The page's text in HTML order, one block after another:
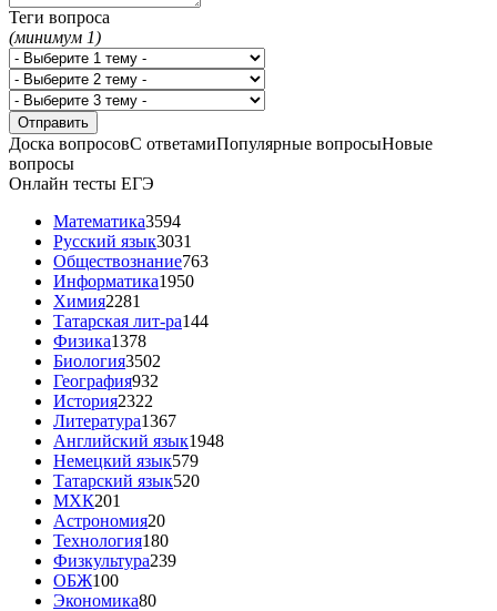
Теги вопроса
(минимум 1)
Доска вопросовС ответамиПопулярные вопросыНовые
вопросы
Онлайн тесты ЕГЭ
Математика3594
Русский язык3031
Обществознание763
Информатика1950
Химия2281
Татарская лит-ра144
Физика1378
Биология3502
География932
История2322
Литература1367
Английский язык1948
Немецкий язык579
Татарский язык520
МХК201
Астрономия20
Технология180
Физкультура239
ОБЖ100
Экономика80